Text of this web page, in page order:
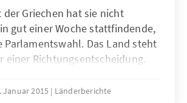
der Griechen hat sie nicht
gut einer Woche stattfindende,
Parlamentswahl. Das Land steht
einer Richtungsentscheidung.
Januar 2015 Länderberichte